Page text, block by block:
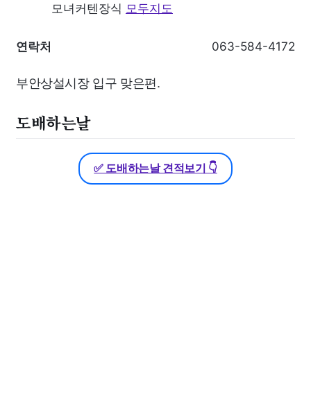
모녀커텐장식 모두지도
연락처 063-584-4172
부안상설시장 입구 맞은편.
도배하는날
✅ 도배하는날 견적보기 👇